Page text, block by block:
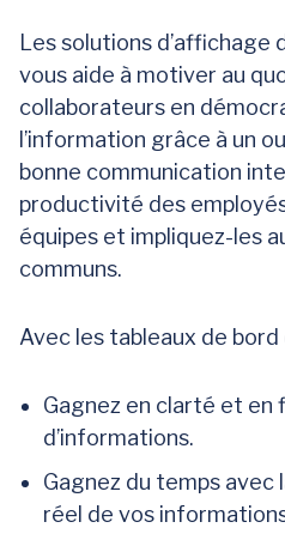
Les solutions d’affichage
vous aide à motiver au
collaborateurs en
l’information grâce à un
bonne communication
productivité des
équipes et impliquez-les
communs.
Avec les tableaux de bord
Gagnez en clarté et en
d’informations.
Gagnez du temps avec
réel de vos informations